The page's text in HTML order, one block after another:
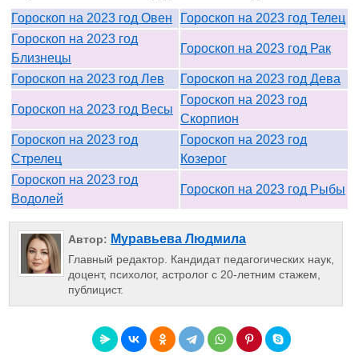
Гороскоп на 2023 год Овен
Гороскоп на 2023 год Телец
Гороскоп на 2023 год
Близнецы
Гороскоп на 2023 год Рак
Гороскоп на 2023 год Лев Гороскоп на 2023 год Дева
Гороскоп на 2023 год Весы
Гороскоп на 2023 год
Скорпион
Гороскоп на 2023 год
Стрелец
Гороскоп на 2023 год
Козерог
Гороскоп на 2023 год
Водолей
Гороскоп на 2023 год Рыбы
Автор: Муравьева Людмила
Главный редактор. Кандидат педагогических наук,
доцент, психолог, астролог с 20-летним стажем,
публицист.